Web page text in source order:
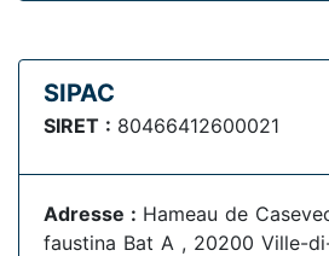
SIPAC
SIRET : 80466412600021
Adresse : Hameau de
faustina Bat A , 20200 Ville-